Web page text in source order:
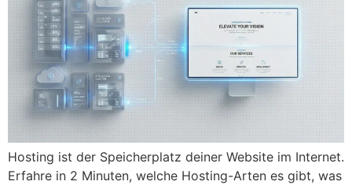
Hosting ist der Speicherplatz deiner Website im Internet.
Erfahre in 2 Minuten, welche Hosting-Arten es gibt, was